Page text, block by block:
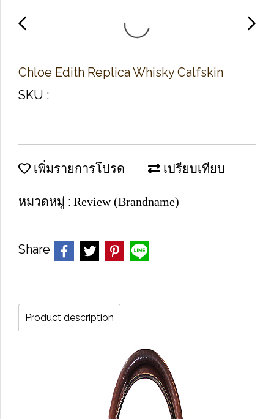
Chloe Edith Replica Whisky Calfskin
SKU :
เพิ่มรายการโปรด เปรียบเทียบ
หมวดหมู่ : Review (Brandname)
Share
Product description